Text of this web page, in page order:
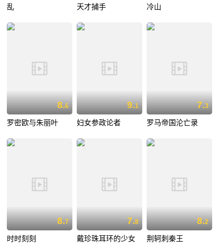
乱 天才捕手 冷山
8.6
罗密欧与朱丽叶
9.1
妇女参政论者
7.3
罗马帝国沦亡录
8.7
时时刻刻
7.8
戴珍珠耳环的少女
8.2
荆轲刺秦王